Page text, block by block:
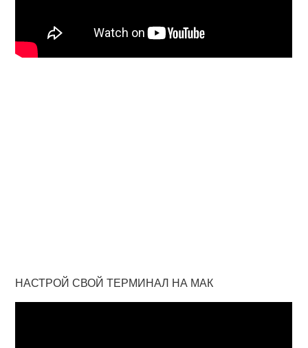
НАСТРОЙ СВОЙ ТЕРМИНАЛ НА МАК